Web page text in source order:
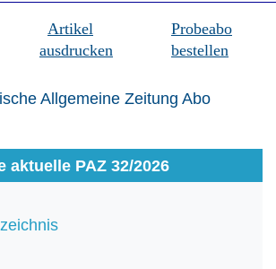
Artikel
ausdrucken
Probeabo
bestellen
aktuelle PAZ 32/2026